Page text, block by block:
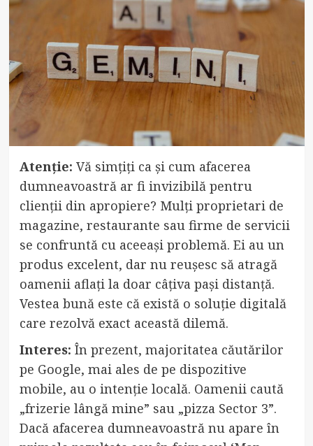
Atenție: Vă simțiți ca și cum afacerea
dumneavoastră ar fi invizibilă pentru
clienții din apropiere? Mulți proprietari de
magazine, restaurante sau firme de servicii
se confruntă cu aceeași problemă. Ei au un
produs excelent, dar nu reușesc să atragă
oamenii aflați la doar câțiva pași distanță.
Vestea bună este că există o soluție digitală
care rezolvă exact această dilemă.
Interes: În prezent, majoritatea căutărilor
pe Google, mai ales de pe dispozitive
mobile, au o intenție locală. Oamenii caută
„frizerie lângă mine” sau „pizza Sector 3”.
Dacă afacerea dumneavoastră nu apare în